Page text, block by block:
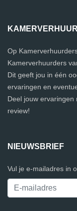
Op
Kamerverhuurders
Dit geeft jou in één
ervaringen en
Deel jouw
review!
NIEUWSBRIEF
Vul je e-mailadres in